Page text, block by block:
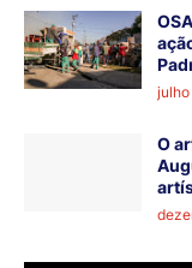
O